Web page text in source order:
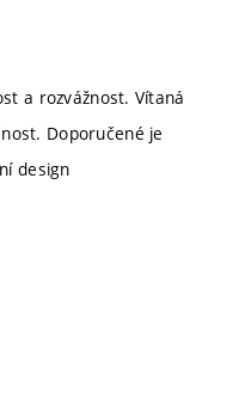
a rozvážnost. Vítaná
Doporučené je
design